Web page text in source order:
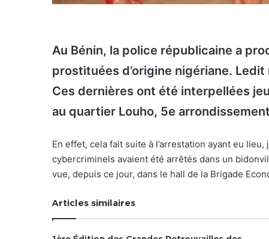
Au Bénin, la police républicaine a
prostituées d’origine nigériane.
Ces dernières ont été interpellées
au quartier Louho, 5e
En effet, cela fait suite à l’arrestation ayant eu
cybercriminels avaient été arrêtés dans un
vue, depuis ce jour, dans le hall de la Brigade
Articles similaires